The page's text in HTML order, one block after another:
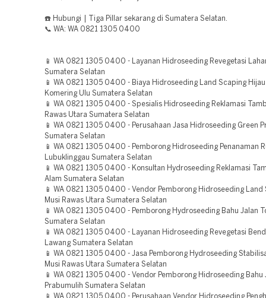
☎️ Hubungi | Tiga Pillar sekarang di Sumatera Selatan.
📞 WA: WA 0821 1305 0400
📱 WA 0821 1305 0400 - Layanan Hidroseeding Revegetasi
Sumatera Selatan
📱 WA 0821 1305 0400 - Biaya Hidroseeding Land Scaping
Komering Ulu Sumatera Selatan
📱 WA 0821 1305 0400 - Spesialis Hidroseeding Reklamasi
Rawas Utara Sumatera Selatan
📱 WA 0821 1305 0400 - Perusahaan Jasa Hidroseeding Green
Sumatera Selatan
📱 WA 0821 1305 0400 - Pemborong Hidroseeding Penanaman
Lubuklinggau Sumatera Selatan
📱 WA 0821 1305 0400 - Konsultan Hydroseeding Reklamasi
Alam Sumatera Selatan
📱 WA 0821 1305 0400 - Vendor Pemborong Hidroseeding Land
Musi Rawas Utara Sumatera Selatan
📱 WA 0821 1305 0400 - Pemborong Hydroseeding Bahu Jalan
Sumatera Selatan
📱 WA 0821 1305 0400 - Layanan Hidroseeding Revegetasi
Lawang Sumatera Selatan
📱 WA 0821 1305 0400 - Jasa Pemborong Hydroseeding
Musi Rawas Utara Sumatera Selatan
📱 WA 0821 1305 0400 - Vendor Pemborong Hidroseeding Bahu
Prabumulih Sumatera Selatan
📱 WA 0821 1305 0400 - Perusahaan Vendor Hidroseeding